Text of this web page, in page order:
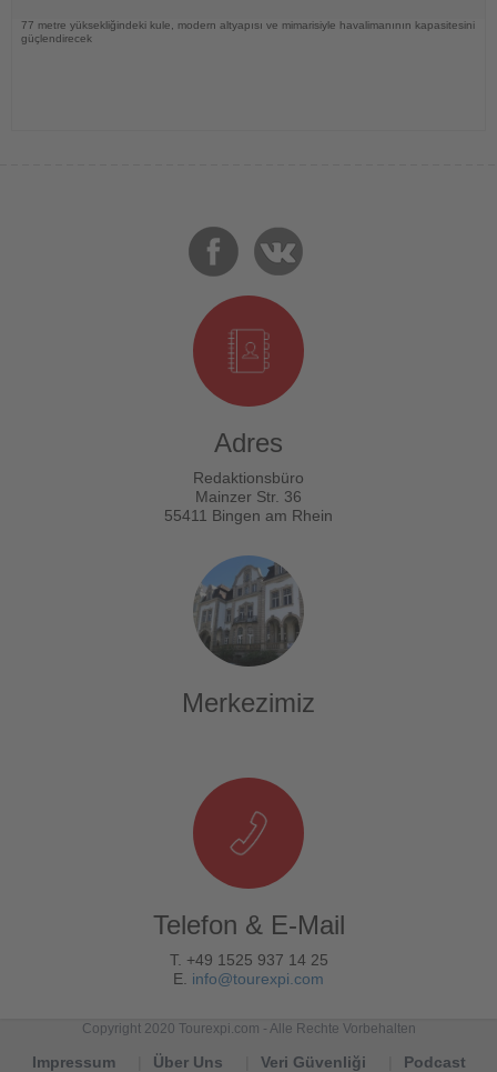
77 metre yüksekliğindeki kule, modern altyapısı ve mimarisiyle havalimanının kapasitesini
güçlendirecek
Adres
Redaktionsbüro
Mainzer Str. 36
55411 Bingen am Rhein
Merkezimiz
Telefon & E-Mail
T. +49 1525 937 14 25
E. info@tourexpi.com
Copyright 2020 Tourexpi.com - Alle Rechte Vorbehalten
Impressum Über Uns Veri Güvenliği Podcast